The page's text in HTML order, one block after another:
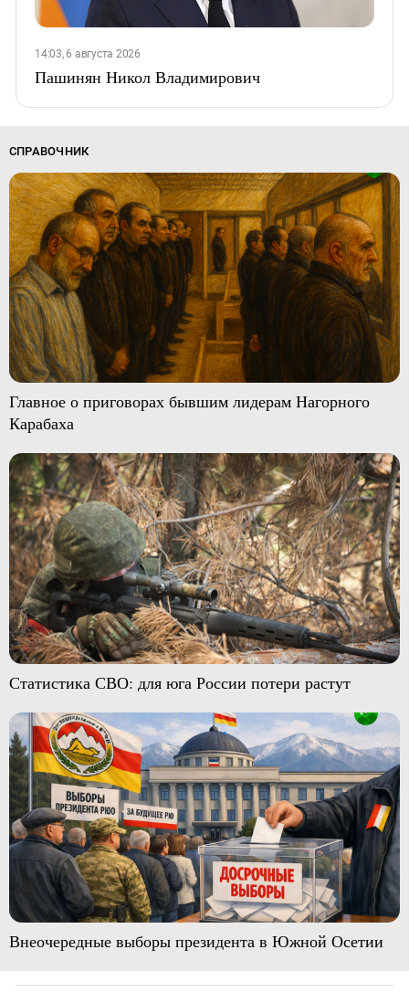
14:03, 6 августа 2026
Пашинян Никол Владимирович
СПРАВОЧНИК
Главное о приговорах бывшим лидерам Нагорного
Карабаха
Статистика СВО: для юга России потери растут
Внеочередные выборы президента в Южной Осетии